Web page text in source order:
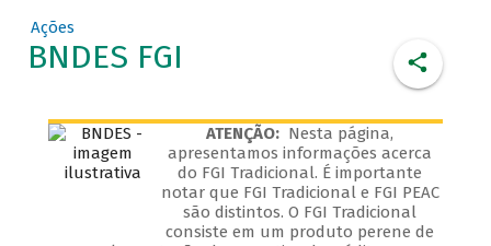
Ações
BNDES FGI
ATENÇÃO: Nesta página,
apresentamos informações acerca
do FGI Tradicional. É importante
notar que FGI Tradicional e FGI PEAC
são distintos. O FGI Tradicional
consiste em um produto perene de